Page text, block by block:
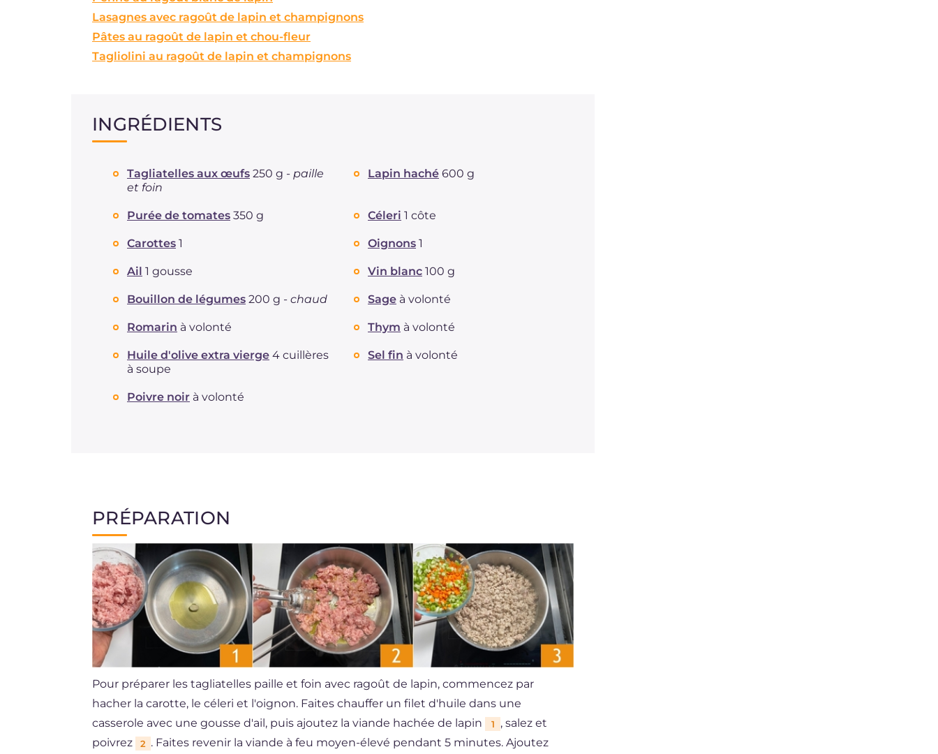
Lasagnes avec ragoût de lapin et champignons
Pâtes au ragoût de lapin et chou-fleur
Tagliolini au ragoût de lapin et champignons
INGRÉDIENTS
Tagliatelles aux œufs 250 g - paille
et foin
Lapin haché 600 g
Purée de tomates 350 g Céleri 1 côte
Carottes 1 Oignons 1
Ail 1 gousse Vin blanc 100 g
Bouillon de légumes 200 g - chaud Sage à volonté
Romarin à volonté Thym à volonté
Huile d'olive extra vierge 4 cuillères
à soupe
Sel fin à volonté
Poivre noir à volonté
PRÉPARATION
Pour préparer les tagliatelles paille et foin avec ragoût de lapin, commencez par
hacher la carotte, le céleri et l'oignon. Faites chauffer un filet d'huile dans une
casserole avec une gousse d'ail, puis ajoutez la viande hachée de lapin
1
, salez et
poivrez
2 . Faites revenir la viande à feu moyen-élevé pendant 5 minutes. Ajoutez